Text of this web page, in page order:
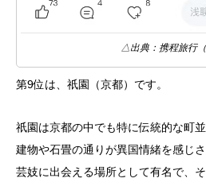
△出典：携程旅行（
第9位は、祇園（京都）です。
祇園は京都の中でも特に伝統的な町
建物や石畳の通りが異国情緒を感じ
芸妓に出会える場所として有名で、